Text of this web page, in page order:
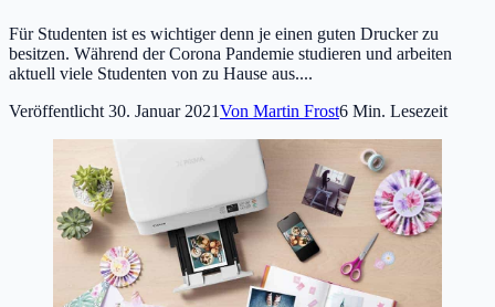
Für Studenten ist es wichtiger denn je einen guten Drucker zu
besitzen. Während der Corona Pandemie studieren und arbeiten
aktuell viele Studenten von zu Hause aus....
Veröffentlicht 30. Januar 2021Von Martin Frost6 Min. Lesezeit